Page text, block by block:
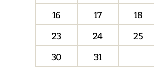
16
17 18
23
24 25
30
31